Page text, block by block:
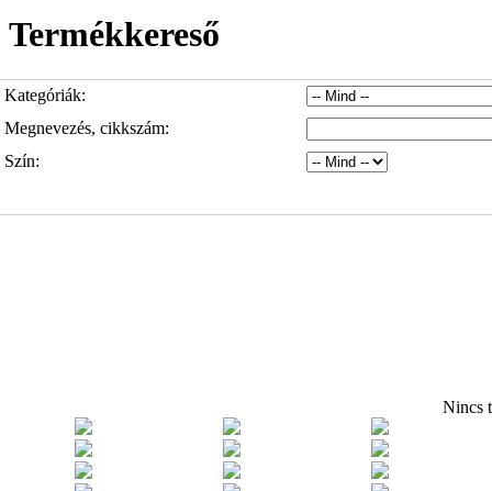
Termékkereső
Kategóriák:
Megnevezés, cikkszám:
Szín:
Nincs